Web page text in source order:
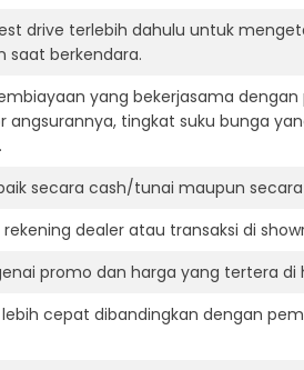
drive terlebih dahulu untuk
saat berkendara.
yang bekerjasama
angsurannya, tingkat suku bunga
secara cash/tunai maupun
dealer atau transaksi di
promo dan harga yang tertera
cepat dibandingkan dengan